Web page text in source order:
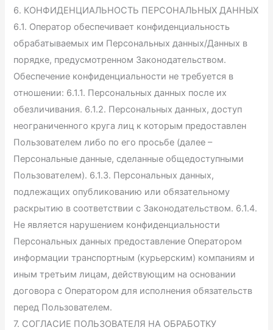
6. КОНФИДЕНЦИАЛЬНОСТЬ ПЕРСОНАЛЬНЫХ ДАННЫХ
6.1. Оператор обеспечивает конфиденциальность
обрабатываемых им Персональных данных/Данных в
порядке, предусмотренном Законодательством.
Обеспечение конфиденциальности не требуется в
отношении: 6.1.1. Персональных данных после их
обезличивания. 6.1.2. Персональных данных, доступ
неограниченного круга лиц к которым предоставлен
Пользователем либо по его просьбе (далее –
Персональные данные, сделанные общедоступными
Пользователем). 6.1.3. Персональных данных,
подлежащих опубликованию или обязательному
раскрытию в соответствии с Законодательством. 6.1.4.
Не является нарушением конфиденциальности
Персональных данных предоставление Оператором
информации транспортным (курьерским) компаниям и
иным третьим лицам, действующим на основании
договора с Оператором для исполнения обязательств
перед Пользователем.
7. СОГЛАСИЕ ПОЛЬЗОВАТЕЛЯ НА ОБРАБОТКУ